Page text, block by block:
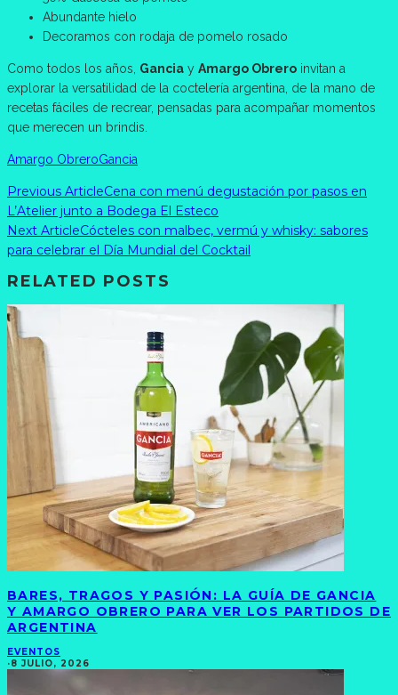
Abundante hielo
Decoramos con rodaja de pomelo rosado
Como todos los años, Gancia y Amargo Obrero invitan a
explorar la versatilidad de la coctelería argentina, de la mano de
recetas fáciles de recrear, pensadas para acompañar momentos
que merecen un brindis.
Amargo ObreroGancia
Previous ArticleCena con menú degustación por pasos en
L’Atelier junto a Bodega El Esteco
Next ArticleCócteles con malbec, vermú y whisky: sabores
para celebrar el Día Mundial del Cocktail
RELATED POSTS
BARES, TRAGOS Y PASIÓN: LA GUÍA DE GANCIA
Y AMARGO OBRERO PARA VER LOS PARTIDOS DE
ARGENTINA
EVENTOS
·8 JULIO, 2026